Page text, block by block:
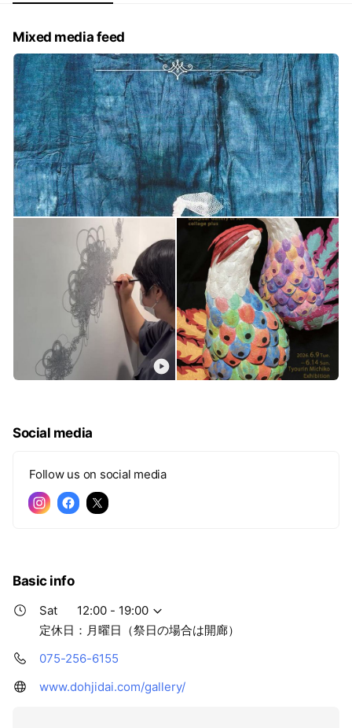
Mixed media feed
Social media
Follow us on social media
Basic info
Sat
12:00 - 19:00
定休日：月曜日（祭日の場合は開廊）
075-256-6155
www.dohjidai.com/gallery/